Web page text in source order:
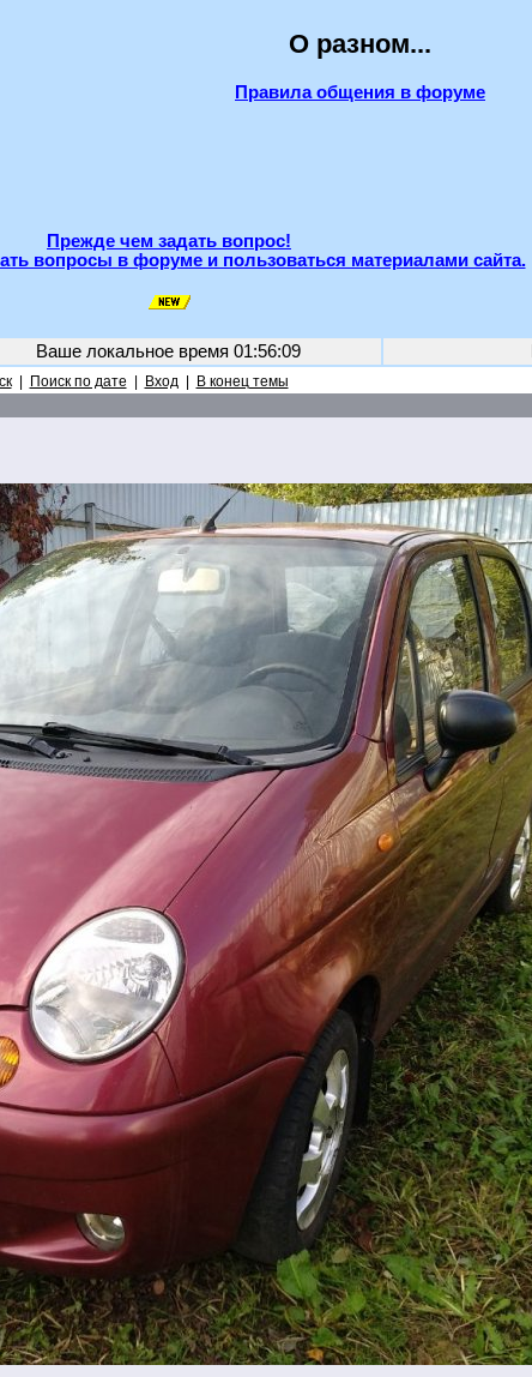
О разном...
Правила общения в форуме
Прежде чем задать вопрос!
вопросы в форуме и пользоваться материалами сайта.
Ваше локальное время 01:56:09
| Поиск по дате Вход| В конец темы